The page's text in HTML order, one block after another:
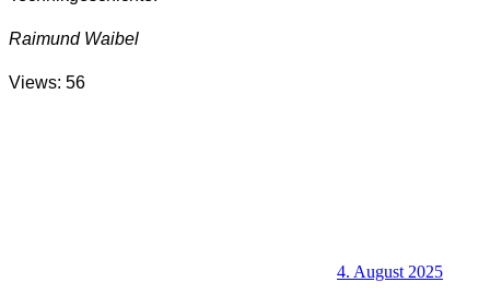
Raimund Waibel
Views: 56
4. August 2025